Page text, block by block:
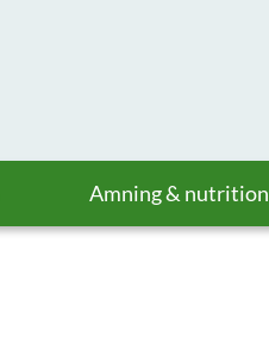
Amning & nutrition